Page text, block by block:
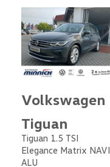
Volkswagen
Tiguan
Tiguan 1.5 TSI
Elegance Matrix NAVI
ALU